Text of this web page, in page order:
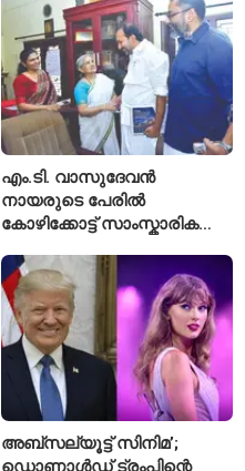
എം.ടി. വാസുദേവൻ
നായരുടെ പേരിൽ
കോഴിക്കോട്ട് സാംസ്കാരിക
പ്രവർത്തനങ്ങൾക്ക് ₹50
കോടി
അബ്സല്യൂട്ട് സിനിമ’;
ഡൊണാൾഡ് ട്രംപിന്റെ